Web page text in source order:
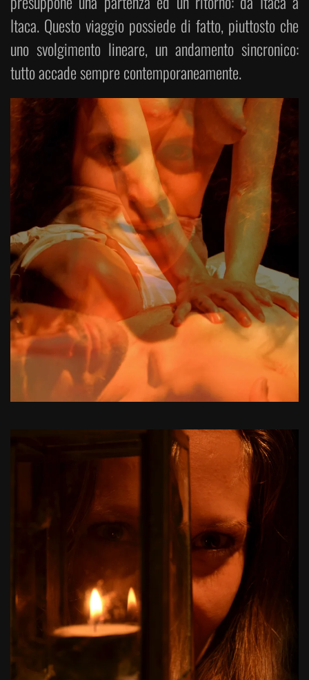
Itaca. Questo viaggio possiede di fatto, piuttosto che
uno svolgimento lineare, un andamento sincronico:
tutto accade sempre contemporaneamente.